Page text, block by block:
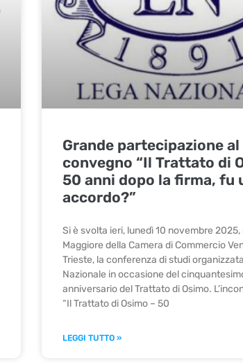
Grande partecipazione al
convegno “Il Trattato di
50 anni dopo la firma, fu
accordo?”
Si è svolta ieri, lunedì 10 novembre 2025,
Maggiore della Camera di Commercio
Trieste, la conferenza di studi
Nazionale in occasione del
anniversario del Trattato di Osimo.
“Il Trattato di Osimo – 50
LEGGI TUTTO »